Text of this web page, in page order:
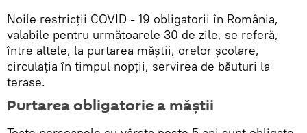
Noile restricții COVID - 19 obligatorii în România,
valabile pentru următoarele 30 de zile, se referă,
între altele, la purtarea măștii, orelor școlare,
circulația în timpul nopții, servirea de băuturi la
terase.
Purtarea obligatorie a măștii